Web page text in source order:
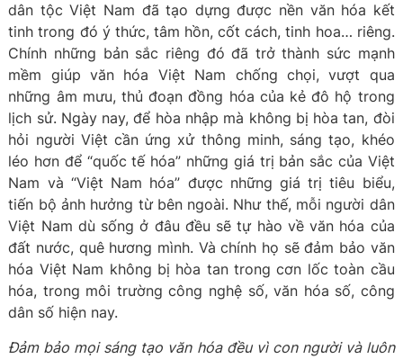
dân tộc Việt Nam đã tạo dựng được nền văn hóa kết
tinh trong đó ý thức, tâm hồn, cốt cách, tinh hoa… riêng.
Chính những bản sắc riêng đó đã trở thành sức mạnh
mềm giúp văn hóa Việt Nam chống chọi, vượt qua
những âm mưu, thủ đoạn đồng hóa của kẻ đô hộ trong
lịch sử. Ngày nay, để hòa nhập mà không bị hòa tan, đòi
hỏi người Việt cần ứng xử thông minh, sáng tạo, khéo
léo hơn để “quốc tế hóa” những giá trị bản sắc của Việt
Nam và “Việt Nam hóa” được những giá trị tiêu biểu,
tiến bộ ảnh hưởng từ bên ngoài. Như thế, mỗi người dân
Việt Nam dù sống ở đâu đều sẽ tự hào về văn hóa của
đất nước, quê hương mình. Và chính họ sẽ đảm bảo văn
hóa Việt Nam không bị hòa tan trong cơn lốc toàn cầu
hóa, trong môi trường công nghệ số, văn hóa số, công
dân số hiện nay.
Đảm bảo mọi sáng tạo văn hóa đều vì con người và luôn